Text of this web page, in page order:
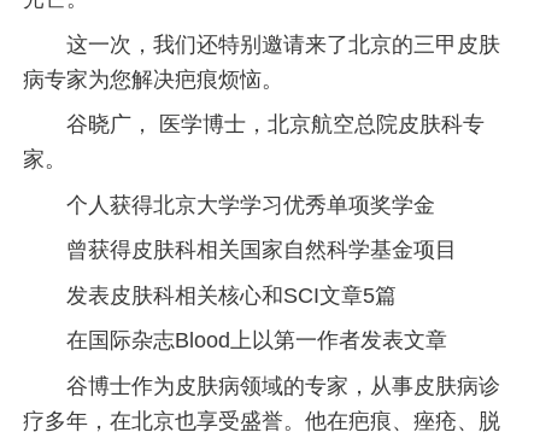
这一次，我们还特别邀请来了北京的三甲皮肤
病专家为您解决疤痕烦恼。
谷晓广， 医学博士，北京航空总院皮肤科专
家。
个人获得北京大学学习优秀单项奖学金
曾获得皮肤科相关国家自然科学基金项目
发表皮肤科相关核心和SCI文章5篇
在国际杂志Blood上以第一作者发表文章
谷博士作为皮肤病领域的专家，从事皮肤病诊
疗多年，在北京也享受盛誉。他在疤痕、痤疮、脱